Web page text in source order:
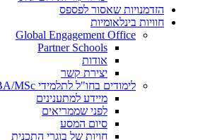
הזדמנויות שאסור לפספס
חוויות בינלאומיות
Global Engagement Office
Partner Schools
אודות
יצירת קשר
לימודים בחו"ל לתלמידי MBA/MSc
מיידע למתענינים
לפני שממריאים
סיום המסע
חויות של בוגרי התכנית